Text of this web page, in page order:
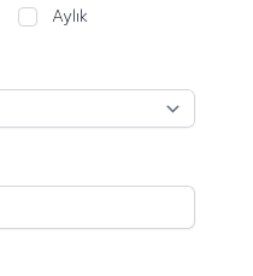
Aylık